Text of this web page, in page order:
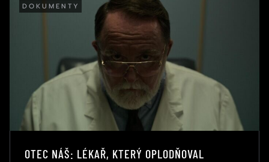
DOKUMENTY
OTEC NÁŠ: LÉKAŘ, KTERÝ OPLODŇOVAL